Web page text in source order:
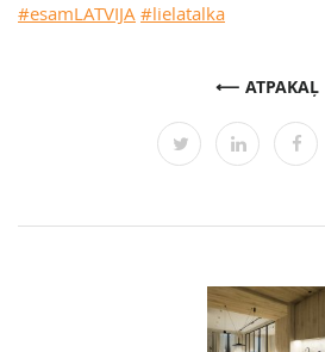
#esamLATVIJA #lielatalka
ATPAKAĻ